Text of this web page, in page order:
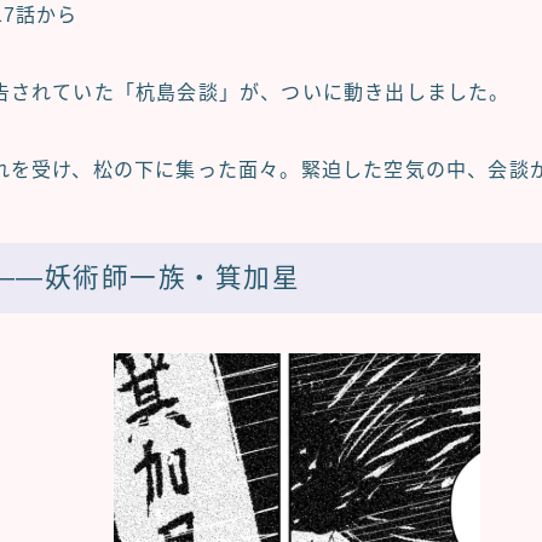
話から
されていた「杭島会談」が、ついに動き出しました。
を受け、松の下に集った面々。緊迫した空気の中、会談
妖術師一族・箕加星